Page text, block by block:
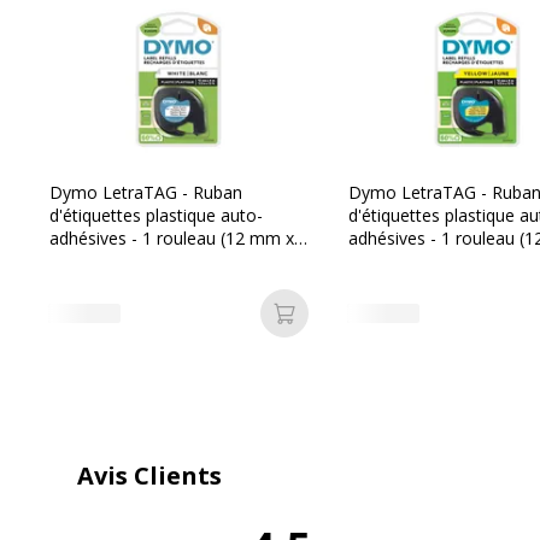
Matériau(x) du produit
Taille de support
Technologie d'impression
Type de supports
Supports
Dymo LetraTAG - Ruban
d'étiquettes plastique auto-
adhésives - 1 rouleau (12 mm x
Ajouter au panier
Dymo LetraTAG - Ruban
d'étiquettes plastique
adhésives - 1 rouleau
Avis Clients